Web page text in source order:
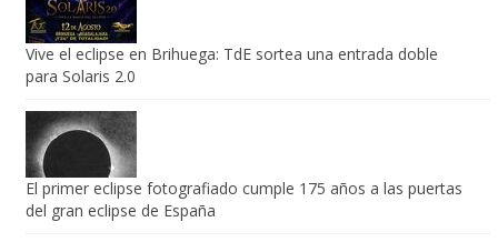
Vive el eclipse en Brihuega: TdE sortea una entrada doble
para Solaris 2.0
El primer eclipse fotografiado cumple 175 años a las puertas
del gran eclipse de España